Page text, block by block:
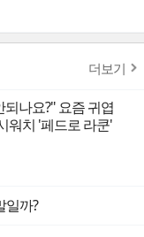
더보기
나요?" 요즘 귀엽
워치 '페드로 라쿤'
일까?